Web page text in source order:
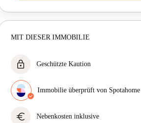
MIT DIESER IMMOBILIE
lock Geschützte Kaution
Kaution nicht zurückzahlt, tun wir es.
Mehr Informationen
Immobilie überprüft von Spotahome
sicherzustellen, dass du genau das
euro Nebenkosten inklusive